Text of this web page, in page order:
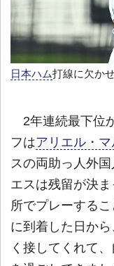
日本ハム打線に欠か
2年連続最下位
フはアリエル・
スの両助っ人外
エスは残留が決
所でプレーする
に到着した日か
く接してくれて